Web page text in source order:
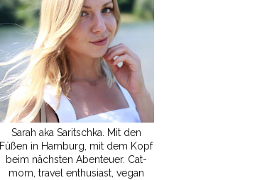
Sarah aka Saritschka. Mit den
Füßen in Hamburg, mit dem Kopf
beim nächsten Abenteuer. Cat-
mom, travel enthusiast, vegan